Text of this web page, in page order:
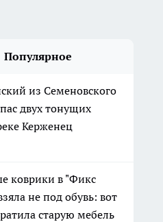
Популярное
из Семеновского
двух тонущих
Керженец
коврики в "Фикс
не под обувь: вот
старую мебель